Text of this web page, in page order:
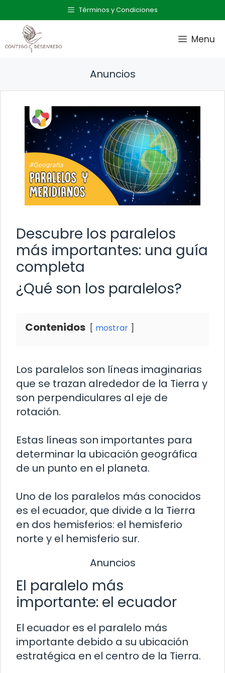
al
contenido
Términos y Condiciones
Menu
Anuncios
Descubre los paralelos
más importantes: una guía
completa
¿Qué son los paralelos?
Contenidos mostrar
Los paralelos son líneas imaginarias
que se trazan alrededor de la Tierra y
son perpendiculares al eje de
rotación.
Estas líneas son importantes para
determinar la ubicación geográfica
de un punto en el planeta.
Uno de los paralelos más conocidos
es el ecuador, que divide a la Tierra
en dos hemisferios: el hemisferio
norte y el hemisferio sur.
Anuncios
El paralelo más
importante: el ecuador
El ecuador es el paralelo más
importante debido a su ubicación
estratégica en el centro de la Tierra.